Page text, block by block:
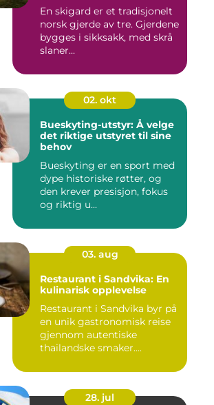
En skigard er et tradisjonelt
norsk gjerde av tre. Gjerdene
bygges i sikksakk, med skrå
slaner...
02. okt
Bueskyting-utstyr: Å velge
det riktige utstyret til sine
behov
Bueskyting er en sport med
dype historiske røtter, og
den krever presisjon, fokus
og riktig u...
03. aug
Restaurant i Sandvika: En
kulinarisk opplevelse
Restaurant i Sandvika byr på
en unik gastronomisk reise
gjennom autentiske
thailandske smaker....
28. jul